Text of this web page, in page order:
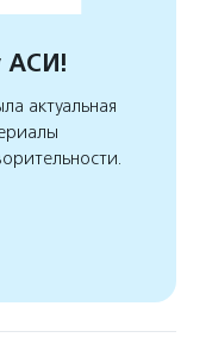
АСИ!
актуальная